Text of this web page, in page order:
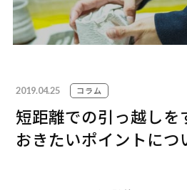
その他サービス
コラム
引越しの豆知識
お問い合わせ
2019.04.25 コラム
短距離での引っ越しを
おきたいポイントにつ